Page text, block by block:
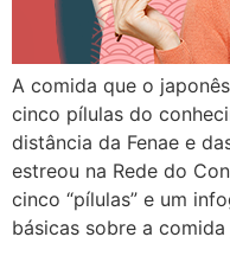
A comida que o
cinco pílulas do
distância da Fenae e
estreou na Rede do
cinco “pílulas” e um
básicas sobre a